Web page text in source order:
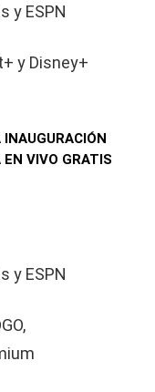
y ESPN
y Disney+
VIVO GRATIS
y ESPN